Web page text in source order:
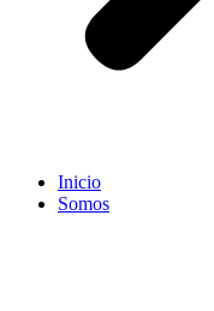
Inicio
Somos